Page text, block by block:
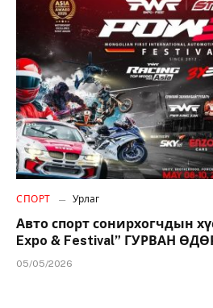
СПОРТ Урлаг
Авто спорт сонирхогчдын
Expo & Festival” ГУРВАН
05/05/2026